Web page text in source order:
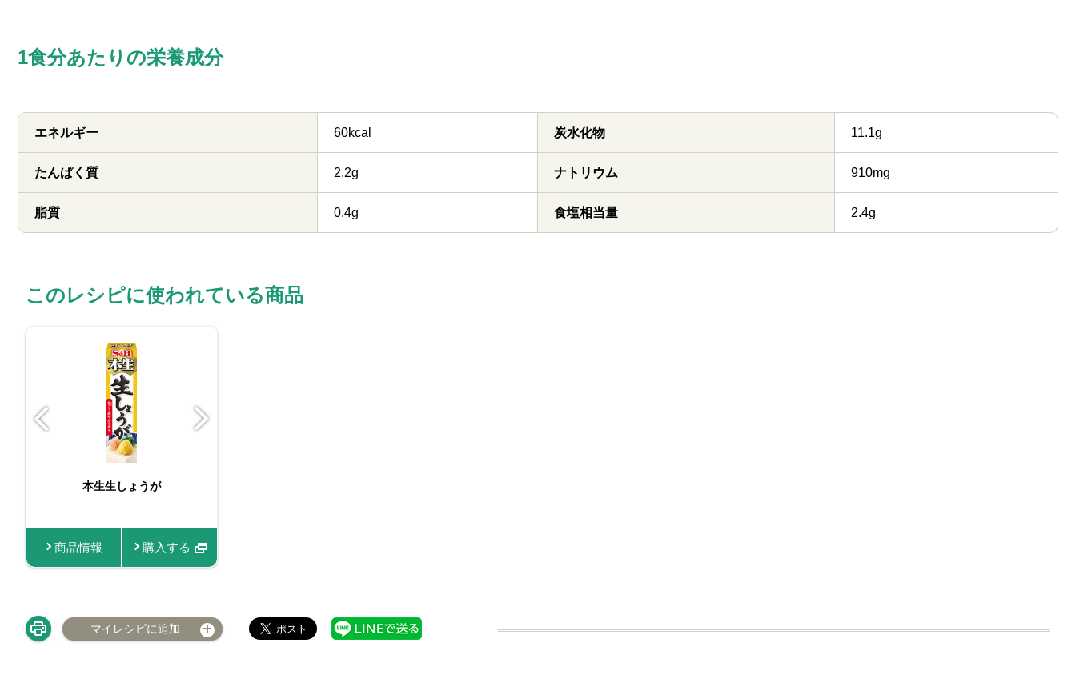
1食分あたりの栄養成分
エネルギー 60kcal
たんぱく質 2.2g
脂質 0.4g
炭水化物 11.1g
ナトリウム 910mg
食塩相当量 2.4g
このレシピに使われている商品
本生生しょうが
商品情報 購入する
マイレシピに追加